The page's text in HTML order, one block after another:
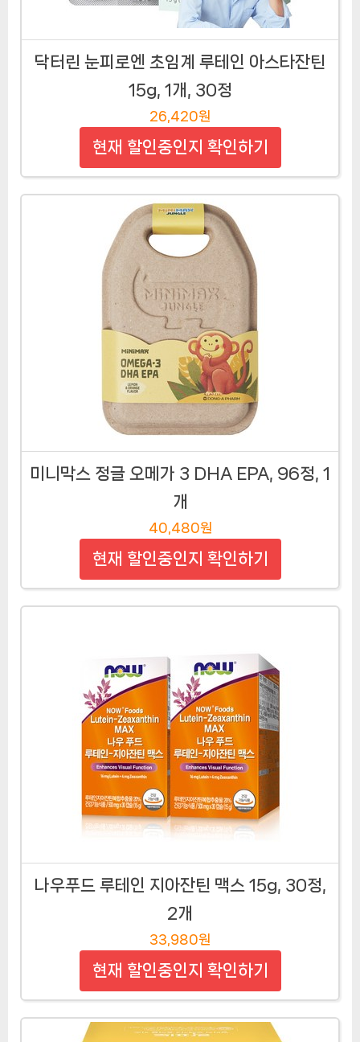
닥터린 눈피로엔 초임계 루테인 아스타잔틴
15g, 1개, 30정
26,420원
현재 할인중인지 확인하기
미니막스 정글 오메가 3 DHA EPA, 96정, 1
개
40,480원
현재 할인중인지 확인하기
나우푸드 루테인 지아잔틴 맥스 15g, 30정,
2개
33,980원
현재 할인중인지 확인하기